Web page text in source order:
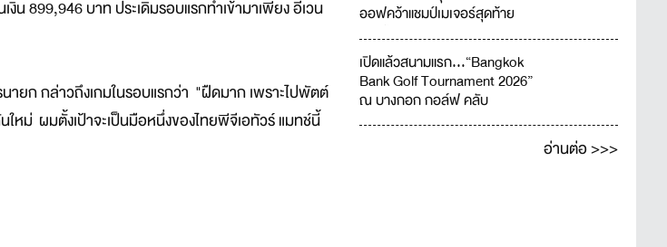
899,946 บาท ประเดิมรอบแรกทำเข้ามาเพียง อีเวน
ยก กล่าวถึงเกมในรอบแรกว่า "ฝืดมาก เพราะไปพัตต์
หม่ ผมตั้งเป้าจะเป็นมือหนึ่งของไทยพีจีเอทัวร์ แมทช์นี้
ออฟคว้าแชมป์เมเจอร์สุดท้าย
เปิดแล้วสนามแรก...“Bangkok
Bank Golf Tournament 2026”
ณ บางกอก กอล์ฟ คลับ
อ่านต่อ >>>